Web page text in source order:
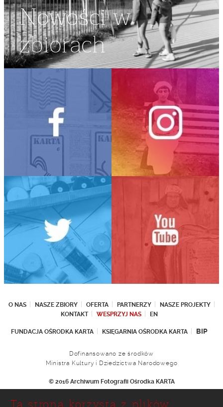
Nowości w
zbiorach
O NAS NASZE ZBIORY OFERTA PARTNERZY
NASZE PROJEKTY
KONTAKT
WESPRZYJ NAS EN
FUNDACJA OŚRODKA KARTA KSIĘGARNIA OŚRODKA KARTA BIP
Dofinansowano ze środków
Ministra Kultury i Dziedzictwa Narodowego
© 2016 Archiwum Fotografii Ośrodka KARTA
Ul. Narbutta 29